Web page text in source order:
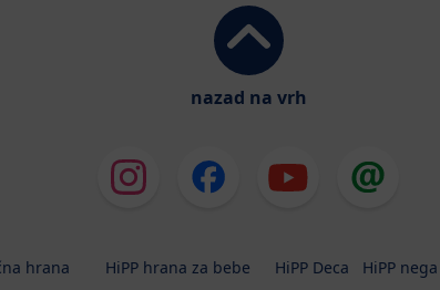
nazad na vrh
hrana HiPP hrana za bebe HiPP Deca HiPP nega